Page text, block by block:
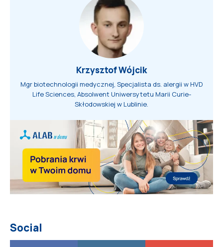
Krzysztof Wójcik
Mgr biotechnologii medycznej, Specjalista ds. alergii w HVD
Life Sciences, Absolwent Uniwersytetu Marii Curie-
Skłodowskiej w Lublinie.
Social